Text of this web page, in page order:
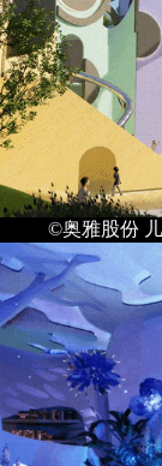
©奥雅股份